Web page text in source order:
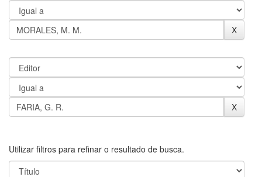
Utilizar filtros para refinar o resultado de busca.